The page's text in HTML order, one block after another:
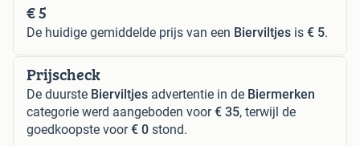
€ 5
De huidige gemiddelde prijs van een Bierviltjes is € 5.
Prijscheck
De duurste Bierviltjes advertentie in de Biermerken
categorie werd aangeboden voor€ 35, terwijl de
goedkoopste voor€ 0 stond.